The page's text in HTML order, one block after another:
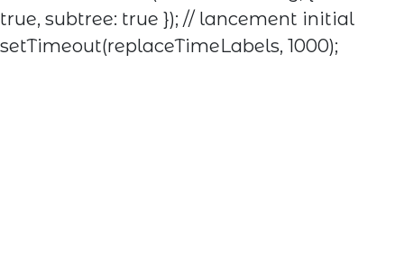
true, subtree: true }); // lancement initial
setTimeout(replaceTimeLabels, 1000);